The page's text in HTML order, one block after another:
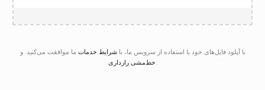
با آپلود فایل‌های خود یا استفاده از سرویس ما، باشرایط خدمات ما موافقت می‌کنید. و
خط‌مشی رازداری.